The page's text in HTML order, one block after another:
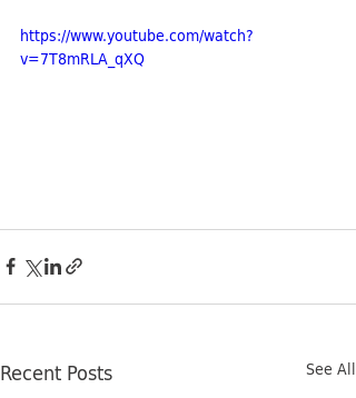
https://www.youtube.com/watch?
v=7T8mRLA_qXQ
Recent Posts See All